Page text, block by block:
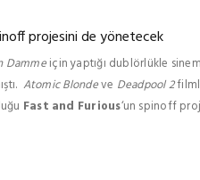
projesini de yönetecek
Dammeiçin yaptığı dublörlükle
Atomic Blondeve Deadpool 2
Fast and Furious‘un spinoff